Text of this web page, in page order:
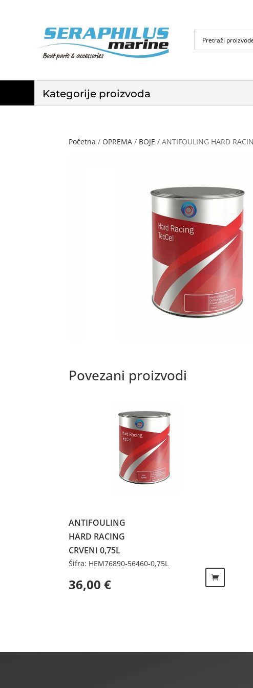
Kategorije proizvoda
Početna / OPREMA / BOJE / ANTIFOULING HARD
Povezani proizvodi
ANTIFOULING
HARD RACING
CRVENI 0,75L
Šifra: HEM76890-56460-0,75L
36,00€